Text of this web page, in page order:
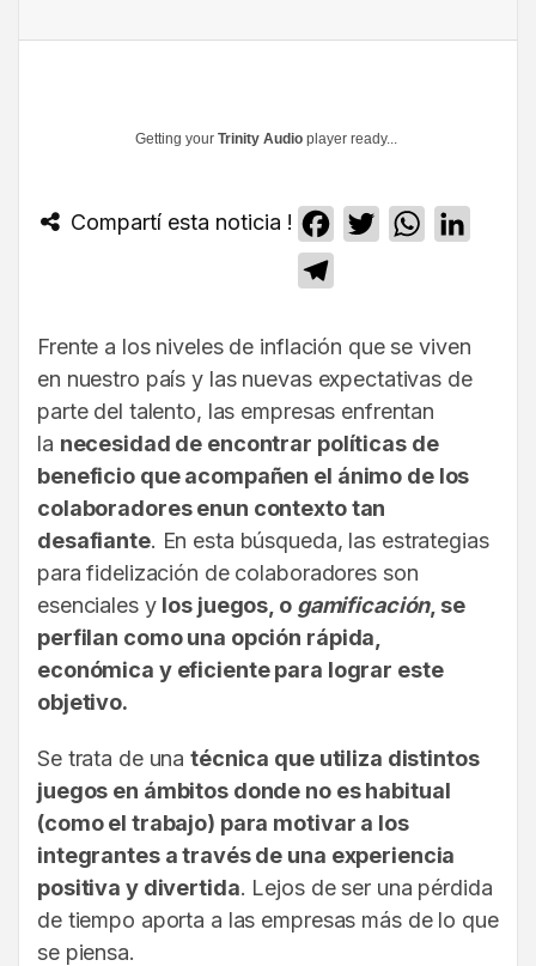
Getting your Trinity Audio player ready...
Compartí esta noticia ! Facebook
TwitterWhatsApp
Frente a los niveles de inflación que se viven
en nuestro país y las nuevas expectativas de
parte del talento, las empresas enfrentan
la necesidad de encontrar políticas de
beneficio que acompañen el ánimo de los
colaboradores enun contexto tan
desafiante. En esta búsqueda, las estrategias
para fidelización de colaboradores son
esenciales y los juegos, o gamificación, se
perfilan como una opción rápida,
económica y eficiente para lograr este
objetivo.
Se trata de unatécnica que utiliza distintos
juegos en ámbitos donde no es habitual
(como el trabajo) para motivar a los
integrantes a través de una experiencia
positiva y divertida. Lejos de ser una pérdida
de tiempo aporta a las empresas más de lo que
se piensa.